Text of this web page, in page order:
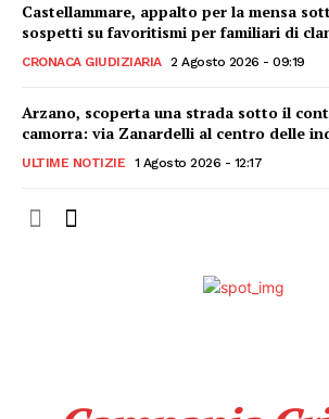
Castellammare, appalto per la mensa
sospetti su favoritismi per familiari di
CRONACA GIUDIZIARIA 2 Agosto 2026 - 09:19
Arzano, scoperta una strada sotto il
camorra: via Zanardelli al centro delle
ULTIME NOTIZIE 1 Agosto 2026 - 12:17